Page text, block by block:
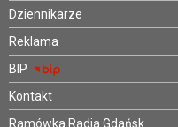
Dziennikarze
Reklama
BIP
Kontakt
Ramówka Radia Gdańsk